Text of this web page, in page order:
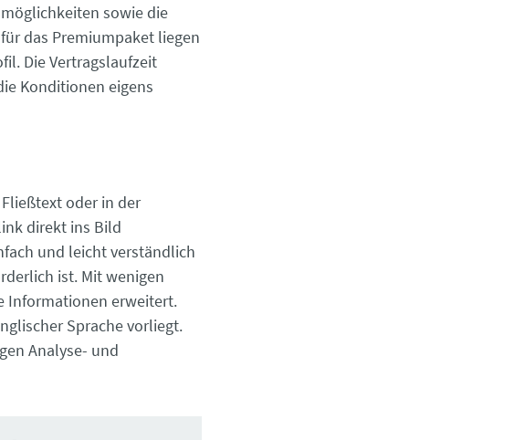
sowie die
das Premiumpaket liegen
Die Vertragslaufzeit
Konditionen eigens
oder in der
direkt ins Bild
und leicht verständlich
ist. Mit wenigen
Informationen erweitert.
Sprache vorliegt.
Analyse- und